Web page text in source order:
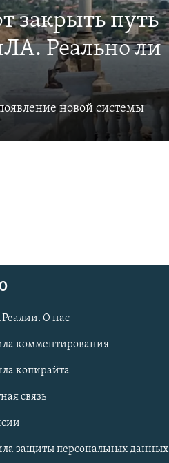
закрыть путь
Реально ли
новой системы
О нас
комментирования
копирайта
связь
защиты персональных данных